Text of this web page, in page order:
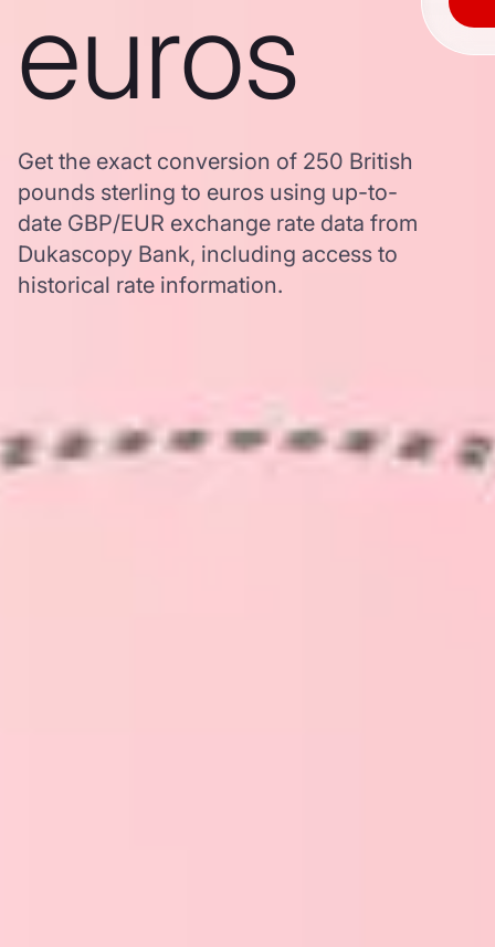
euros
Get the exact conversion of 250 British
pounds sterling to euros using up-to-
date GBP/EUR exchange rate data from
Dukascopy Bank, including access to
historical rate information.